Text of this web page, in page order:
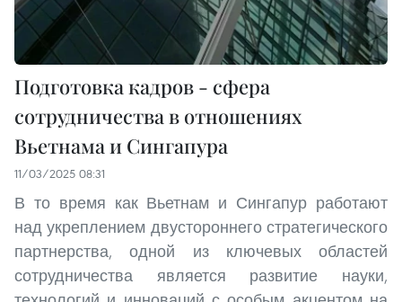
Подготовка кадров - сфера
сотрудничества в отношениях
Вьетнама и Сингапура
11/03/2025 08:31
В то время как Вьетнам и Сингапур работают
над укреплением двустороннего стратегического
партнерства, одной из ключевых областей
сотрудничества является развитие науки,